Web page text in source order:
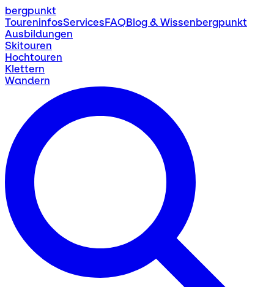
bergpunkt
ToureninfosServicesFAQBlog & Wissenbergpunkt
Ausbildungen
Skitouren
Hochtouren
Klettern
Wandern